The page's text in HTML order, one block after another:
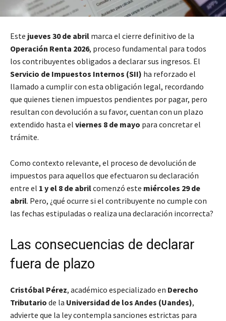
Este jueves 30 de abril marca el cierre definitivo de la
Operación Renta 2026, proceso fundamental para todos
los contribuyentes obligados a declarar sus ingresos. El
Servicio de Impuestos Internos (SII) ha reforzado el
llamado a cumplir con esta obligación legal, recordando
que quienes tienen impuestos pendientes por pagar, pero
resultan con devolución a su favor, cuentan con un plazo
extendido hasta el viernes 8 de mayo para concretar el
trámite.
Como contexto relevante, el proceso de devolución de
impuestos para aquellos que efectuaron su declaración
entre el 1 y el 8 de abrilcomenzó este miércoles 29 de
abril. Pero, ¿qué ocurre si el contribuyente no cumple con
las fechas estipuladas o realiza una declaración incorrecta?
Las consecuencias de declarar
fuera de plazo
Cristóbal Pérez, académico especializado en Derecho
Tributario de la Universidad de los Andes (Uandes),
advierte que la ley contempla sanciones estrictas para